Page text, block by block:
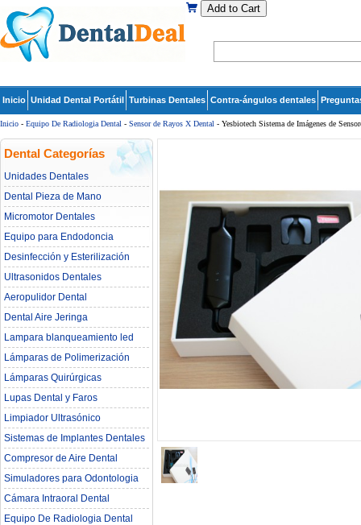
Add to Cart
Inicio Unidad Dental Portátil Turbinas Dentales Contra-ángulos dentales
Inicio - Equipo De Radiologia Dental‎ - Sensor de Rayos X Dental - Yesbiotech Sistema de Imágenes de
Dental Categorías
Unidades Dentales
Dental Pieza de Mano
Micromotor Dentales
Equipo para Endodoncia
Desinfección y Esterilización
Ultrasonidos Dentales
Aeropulidor Dental
Dental Aire Jeringa
Lampara blanqueamiento led
dental
Lámparas de Polimerización
Lámparas Quirúrgicas
Lupas Dental y Faros
Limpiador Ultrasónico
Sistemas de Implantes Dentales
Compresor de Aire Dental
Simuladores para Odontologia
Cámara Intraoral Dental
Equipo De Radiologia Dental‎